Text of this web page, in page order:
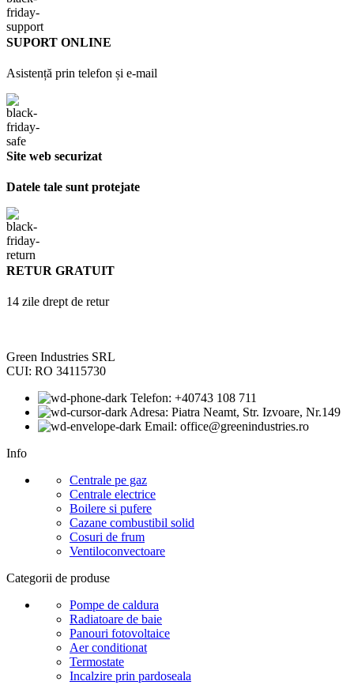
SUPORT ONLINE
Asistență prin telefon și e-mail
Site web securizat
Datele tale sunt protejate
RETUR GRATUIT
14 zile drept de retur
Green Industries SRL
CUI: RO 34115730
Telefon: +40743 108 711
Adresa: Piatra Neamt, Str. Izvoare, Nr.149
Email: office@greenindustries.ro
Info
Centrale pe gaz
Centrale electrice
Boilere si pufere
Cazane combustibil solid
Cosuri de frum
Ventiloconvectoare
Categorii de produse
Pompe de caldura
Radiatoare de baie
Panouri fotovoltaice
Aer conditionat
Termostate
Incalzire prin pardoseala